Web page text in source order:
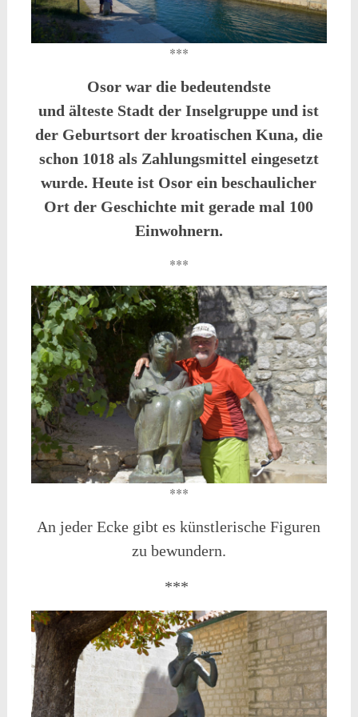
***
Osor war die bedeutendste
und älteste Stadt der Inselgruppe und ist
der Geburtsort der kroatischen Kuna, die
schon 1018 als Zahlungsmittel eingesetzt
wurde. Heute ist Osor ein beschaulicher
Ort der Geschichte mit gerade mal 100
Einwohnern.
***
***
An jeder Ecke gibt es künstlerische Figuren
zu bewundern.
***